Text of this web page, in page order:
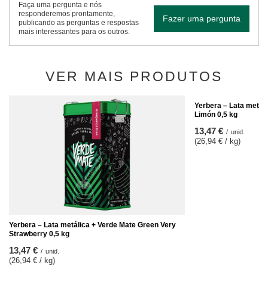
Faça uma pergunta e nós
responderemos prontamente,
publicando as perguntas e respostas
mais interessantes para os outros.
Fazer uma pergunta
VER MAIS PRODUTOS
Yerbera – Lata metálica + Verde Mate Green Very
Strawberry 0,5 kg
13,47 € / unid.
(26,94 € / kg)
Yerbera – Lata
Limón 0,5 kg
13,47 € / unid.
(26,94 € / kg)